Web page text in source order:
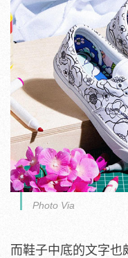
Photo Via
而鞋子中底的文字也